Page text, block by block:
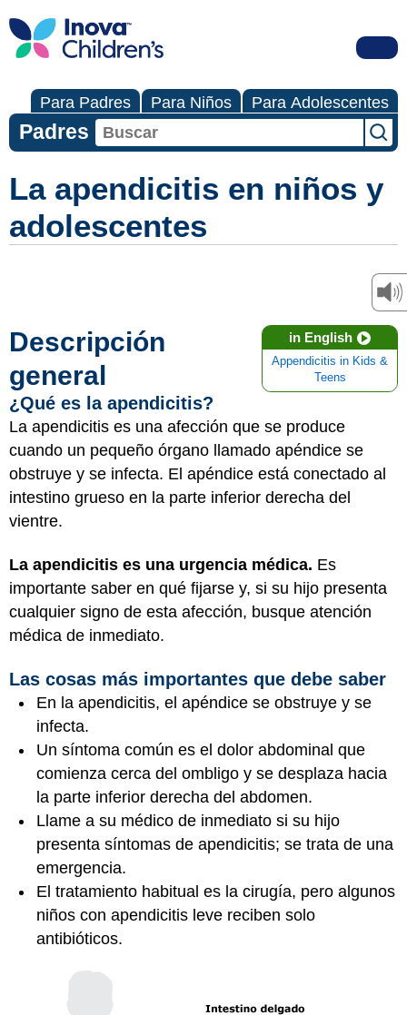
Para Padres Para Niños Para Adolescentes
Padres
La apendicitis en niños y
adolescentes
in English
Appendicitis in Kids &
Teens
Descripción
general
¿Qué es la apendicitis?
La apendicitis es una afección que se produce
cuando un pequeño órgano llamado apéndice se
obstruye y se infecta. El apéndice está conectado al
intestino grueso en la parte inferior derecha del
vientre.
La apendicitis es una urgencia médica. Es
importante saber en qué fijarse y, si su hijo presenta
cualquier signo de esta afección, busque atención
médica de inmediato.
Las cosas más importantes que debe saber
En la apendicitis, el apéndice se obstruye y se
infecta.
Un síntoma común es el dolor abdominal que
comienza cerca del ombligo y se desplaza hacia
la parte inferior derecha del abdomen.
Llame a su médico de inmediato si su hijo
presenta síntomas de apendicitis; se trata de una
emergencia.
El tratamiento habitual es la cirugía, pero algunos
niños con apendicitis leve reciben solo
antibióticos.